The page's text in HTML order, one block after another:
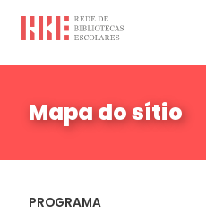
Mapa do sítio
PROGRAMA